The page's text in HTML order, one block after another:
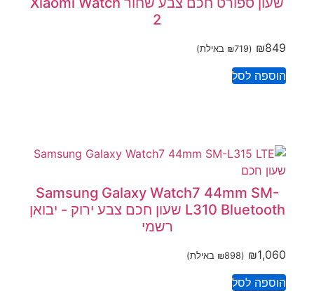
2
₪849
(
₪719 באילת)
הוספה לסל
Samsung Galaxy Watch7 44mm SM-
L310 Bluetooth שעון חכם צבע ירוק - יבואן
רשמי
₪1,060
(
₪898 באילת)
הוספה לסל